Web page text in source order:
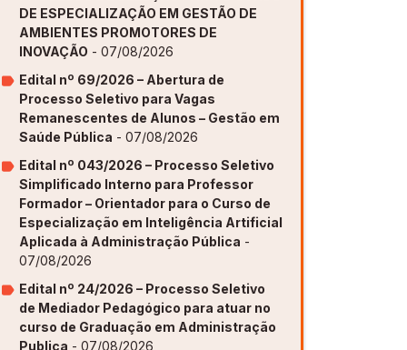
DE ESPECIALIZAÇÃO EM GESTÃO DE
AMBIENTES PROMOTORES DE
INOVAÇÃO - 07/08/2026
Edital nº 69/2026 – Abertura de
Processo Seletivo para Vagas
Remanescentes de Alunos – Gestão em
Saúde Pública - 07/08/2026
Edital nº 043/2026 – Processo Seletivo
Simplificado Interno para Professor
Formador – Orientador para o Curso de
Especialização em Inteligência Artificial
Aplicada à Administração Pública -
07/08/2026
Edital nº 24/2026 – Processo Seletivo
de Mediador Pedagógico para atuar no
curso de Graduação em Administração
Publica - 07/08/2026
[GAPI]
de Aprendizagem [PDE]
[GAPI]
de Aprendizagem [PDE]
[GAPI]
de Aprendizagem [PDE]
[GAPI]
de Aprendizagem [PDE]
[GAPI]
de Aprendizagem [PDE]